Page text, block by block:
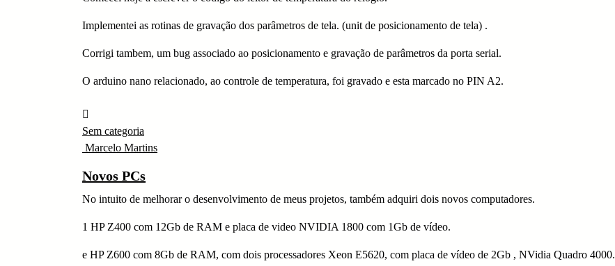
Implementei as rotinas de gravação dos parâmetros de tela. (unit de posicionamento de tela) .
Corrigi tambem, um bug associado ao posicionamento e gravação de parâmetros da porta serial.
O arduino nano relacionado, ao controle de temperatura, foi gravado e esta marcado no PIN A2.
Sem categoria
Marcelo Martins
Novos PCs
No intuito de melhorar o desenvolvimento de meus projetos, também adquiri dois novos computadores.
1 HP Z400 com 12Gb de RAM e placa de video NVIDIA 1800 com 1Gb de vídeo.
e HP Z600 com 8Gb de RAM, com dois processadores Xeon E5620, com placa de vídeo de 2Gb , NVidia Quadro 4000.